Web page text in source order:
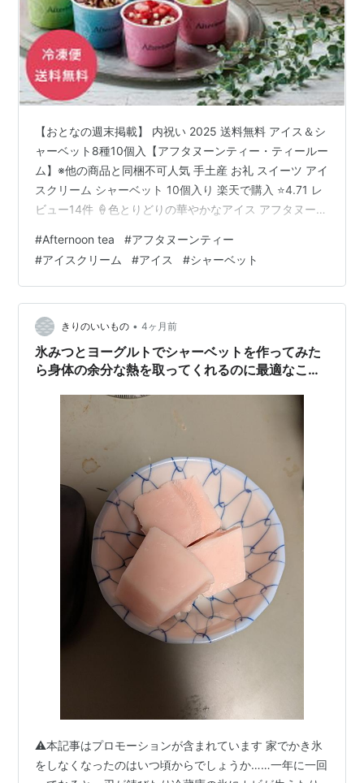
【おとなの週末掲載】 内祝い 2025 送料無料 アイス＆シ
ャーベット8種10個入【アフタヌーンティー・ティールー
ム】※他の商品と同梱不可人気 手土産 お礼 スイーツ アイ
スクリーム シャーベット 10個入り 楽天で購入 ⭐4.71 レ
ビュー14件 🍦色とりどりの華やかなアイス アフタヌーン
ンジティーをイメージした色とりどりの華やかなアイス
クリームとシャーベットの詰合せです ✅アフタヌーンテ
ィー・ティールームのメニュー開発者が監修 ✅店舗で人
気のメニューをイメージ ✅8種の味わい10個の楽しみ 苺
とチーズ、洋梨とアールグレイ、渋皮栗のモンブラン…
#Afternoon tea #アフタヌーンティー
#アイスクリーム #アイス #シャーベット
きりのいいもの • 4ヶ月前
氷みつとヨーグルトでシャーベットを作ってみた
ら身体の余分な熱を取ってくれるのに最適なこと
⚠本記事はプロモーションが含まれています 家でかき氷
をしなくなったのはいつ頃からでしょうか……一年に一回